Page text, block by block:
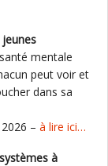
jeunes
mentale
peut voir et
dans sa
– à lire ici…
à